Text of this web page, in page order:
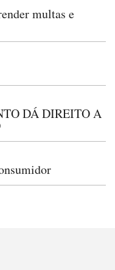
multas e
DÁ DIREITO A